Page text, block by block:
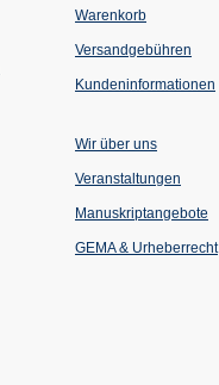
Warenkorb
Versandgebühren
Kundeninformationen
Wir über uns
Veranstaltungen
einem
Tab)
Manuskriptangebote
GEMA & Urheberrecht